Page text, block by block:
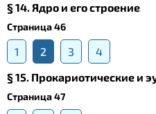
§ 14. Ядро и его строение
Страница 46
1 2 3
4
§ 15. Прокариотические и
Страница 47